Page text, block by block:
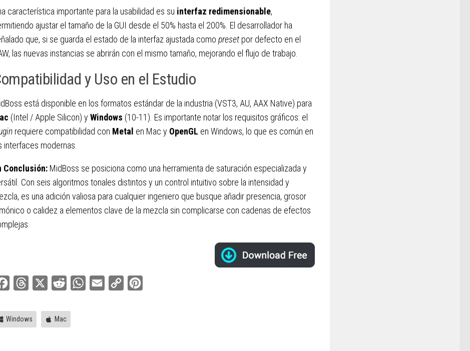
característica importante para la usabilidad es su interfaz redimensionable,
ajustar el tamaño de la GUI desde el 50% hasta el 200%. El desarrollador ha
que, si se guarda el estado de la interfaz ajustada como preset por defecto en el
las nuevas instancias se abrirán con el mismo tamaño, mejorando el flujo de trabajo.
y Uso en el Estudio
está disponible en los formatos estándar de la industria (VST3, AU, AAX Native) para
(Intel / Apple Silicon) y Windows (10-11). Es importante notar los requisitos gráficos: el
requiere compatibilidad con Metal en Mac y OpenGL en Windows, lo que es común en
interfaces modernas.
Conclusión: MidBoss se posiciona como una herramienta de saturación especializada y
Con seis algoritmos tonales distintos y un control intuitivo sobre la intensidad y
es una adición valiosa para cualquier ingeniero que busque añadir presencia, grosor
o calidez a elementos clave de la mezcla sin complicarse con cadenas de efectos
FacebookThreads Reddit WhatsApp
Email
Copy
Windows Mac